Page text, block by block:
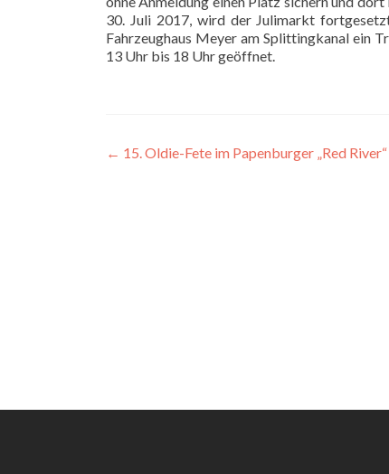
30. Juli 2017, wird der Julimarkt
Fahrzeughaus Meyer am Splittingkanal ein
13 Uhr bis 18 Uhr geöffnet.
Post
← 15. Oldie-Fete im Papenburger „Red River“